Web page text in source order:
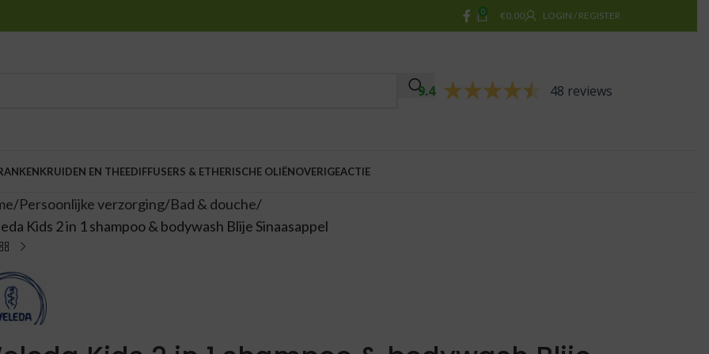
0 €0,00 LOGIN / REGISTER
9.4 48 reviews
KRUIDEN EN THEEDIFFUSERS & ETHERISCHE OLIËNOVERIGEACTIE
Persoonlijke verzorging Bad & douche
Kids 2 in 1 shampoo & bodywash Blije Sinaasappel